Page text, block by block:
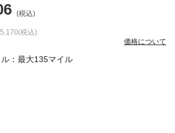
：最大135マイル
5,170(税込)
(税込)
価格について